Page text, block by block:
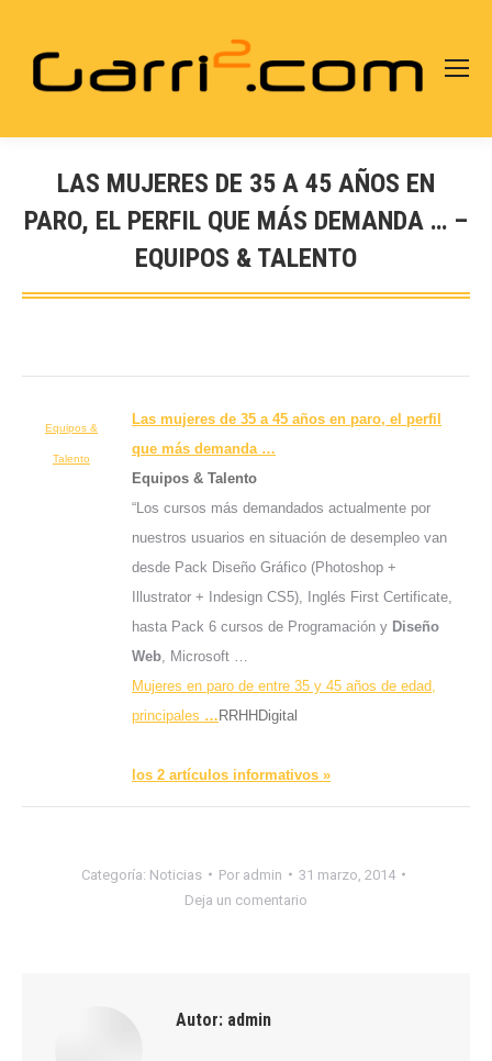
LAS MUJERES DE 35 A 45 AÑOS EN
PARO, EL PERFIL QUE MÁS DEMANDA … –
EQUIPOS & TALENTO
Estás aquí:
Equipos &
Talento
Las mujeres de 35 a 45 años en paro, el perfil
que más demanda …
Equipos & Talento
“Los cursos más demandados actualmente por
nuestros usuarios en situación de desempleo van
desde Pack Diseño Gráfico (Photoshop +
Illustrator + Indesign CS5), Inglés First Certificate,
hasta Pack 6 cursos de Programación y Diseño
Web , Microsoft …
Mujeres en paro de entre 35 y 45 años de edad,
principales … RRHHDigital
los 2 artículos informativos »
Categoría: Noticias Por admin
31 marzo, 2014
Deja un comentario
Autor: admin